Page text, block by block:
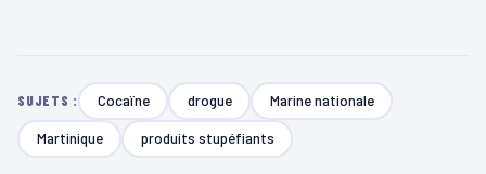
SUJETS : Cocaïne drogue Marine nationale
Martinique produits stupéfiants